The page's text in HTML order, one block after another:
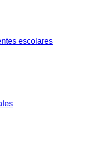
escolares